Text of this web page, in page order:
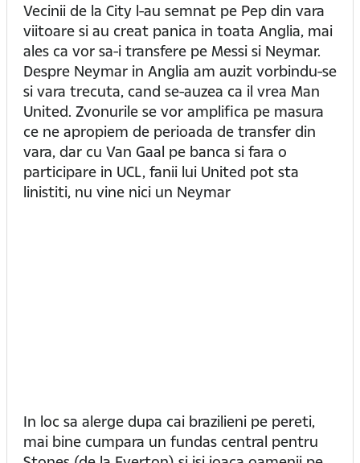
Vecinii de la City l-au semnat pe Pep din vara
viitoare si au creat panica in toata Anglia, mai
ales ca vor sa-i transfere pe Messi si Neymar.
Despre Neymar in Anglia am auzit vorbindu-se
si vara trecuta, cand se-auzea ca il vrea Man
United. Zvonurile se vor amplifica pe masura
ce ne apropiem de perioada de transfer din
vara, dar cu Van Gaal pe banca si fara o
participare in UCL, fanii lui United pot sta
linistiti, nu vine nici un Neymar
In loc sa alerge dupa cai brazilieni pe pereti,
mai bine cumpara un fundas central pentru